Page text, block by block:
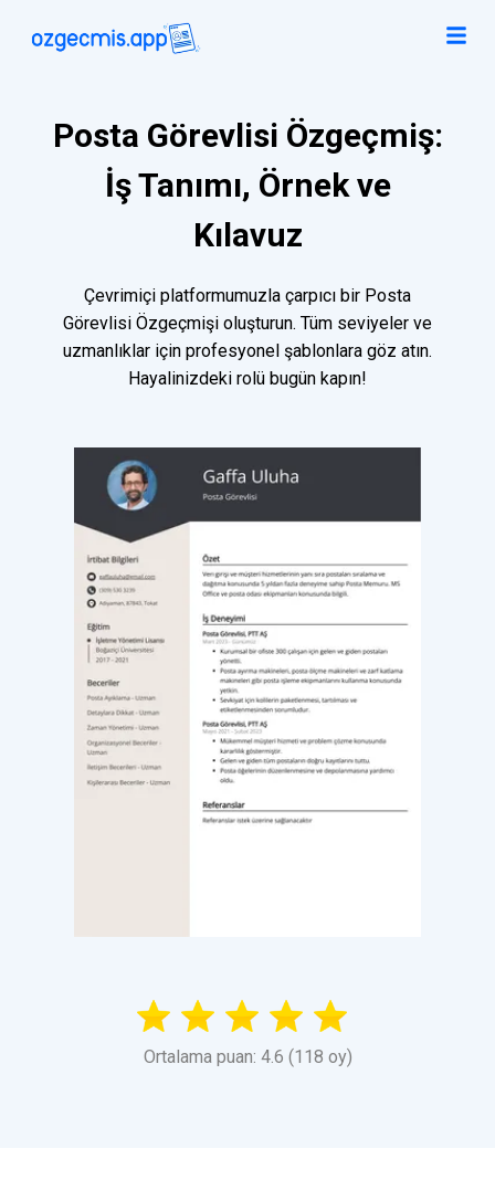
Posta Görevlisi Özgeçmiş:
İş Tanımı, Örnek ve
Kılavuz
Çevrimiçi platformumuzla çarpıcı bir Posta
Görevlisi Özgeçmişi oluşturun. Tüm seviyeler ve
uzmanlıklar için profesyonel şablonlara göz atın.
Hayalinizdeki rolü bugün kapın!
Ortalama puan: 4.6 (118 oy)